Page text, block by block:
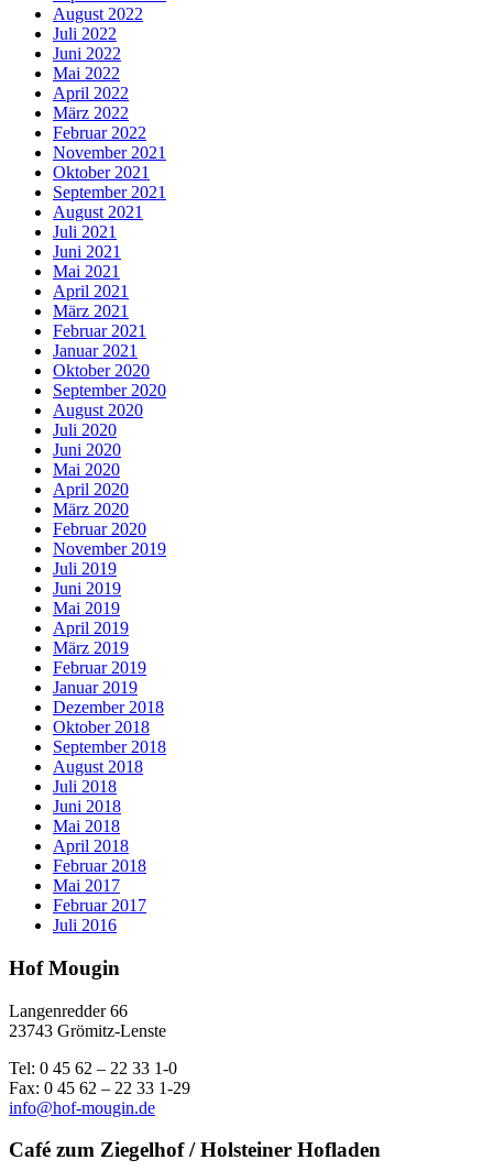
August 2022
Juli 2022
Juni 2022
Mai 2022
April 2022
März 2022
Februar 2022
November 2021
Oktober 2021
September 2021
August 2021
Juli 2021
Juni 2021
Mai 2021
April 2021
März 2021
Februar 2021
Januar 2021
Oktober 2020
September 2020
August 2020
Juli 2020
Juni 2020
Mai 2020
April 2020
März 2020
Februar 2020
November 2019
Juli 2019
Juni 2019
Mai 2019
April 2019
März 2019
Februar 2019
Januar 2019
Dezember 2018
Oktober 2018
September 2018
August 2018
Juli 2018
Juni 2018
Mai 2018
April 2018
Februar 2018
Mai 2017
Februar 2017
Juli 2016
Hof Mougin
Langenredder 66
23743 Grömitz-Lenste
Tel: 0 45 62 – 22 33 1-0
Fax: 0 45 62 – 22 33 1-29
info@hof-mougin.de
Café zum Ziegelhof / Holsteiner Hofladen